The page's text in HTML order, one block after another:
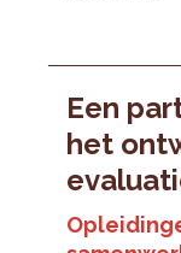
Een
het